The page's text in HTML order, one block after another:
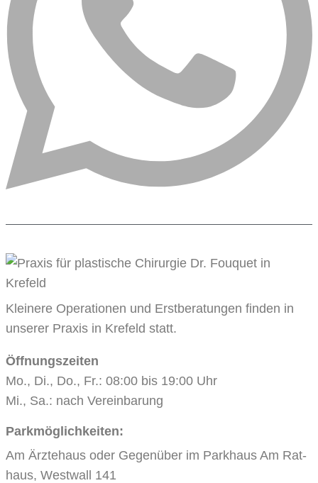
Klei­ne­re Ope­ra­tio­nen und Erst­be­ra­tun­gen fin­den in
unse­rer Pra­xis in Kre­feld statt.
Öff­nungs­zei­ten
Mo., Di., Do., Fr.: 08:00 bis 19:00 Uhr
Mi., Sa.: nach Vereinbarung
Parkmöglichkeiten:
Am Ärz­te­haus oder Gegen­über im Park­haus Am Rat­
haus, West­wall 141